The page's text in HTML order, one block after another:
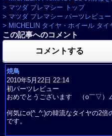
> マツダ プレマシー トップ
> マツダ プレマシー パーツレビュー
> MICHELIN タイヤ・ホイール タイ
この記事へのコメント
コメントする
焼鳥
2010年5月22日 22:14
初パーツレビュー
おめでとうございます （o￣▽
何気にσ(^_^;)の韓流なタイヤの2倍
です。